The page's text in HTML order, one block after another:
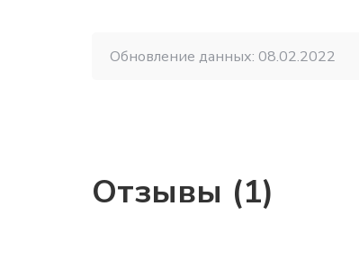
Обновление данных: 08.02.2022
Отзывы (1)